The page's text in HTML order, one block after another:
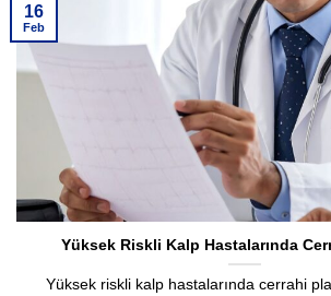
Yüksek Riskli Kalp Hastalarında
Yüksek riskli kalp hastalarında cerrahi
16
Feb